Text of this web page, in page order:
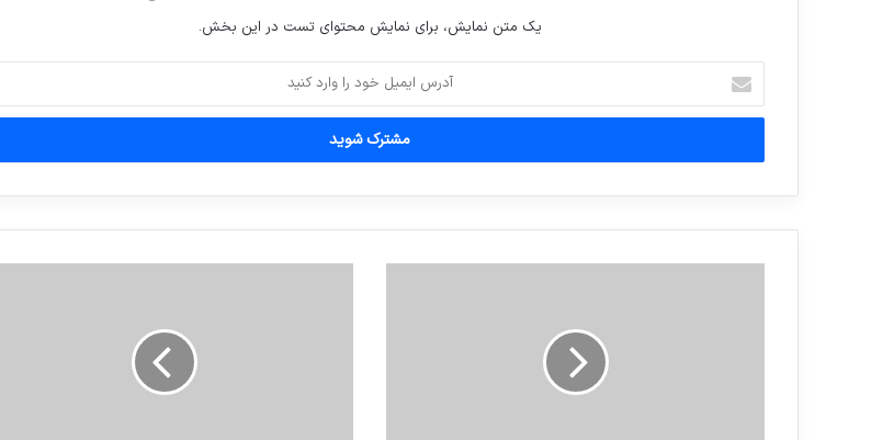
ترمیم کاشی‌های مسجد نصیرالملک شیراز
یک متن نمایش، برای نمایش محتوای تست در این بخش.
آدرس
ایمیل
خود
وارد